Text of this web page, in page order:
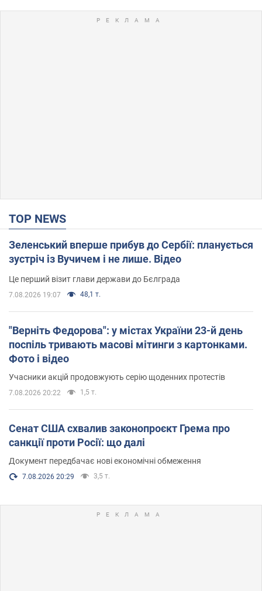
TOP NEWS
Зеленський вперше прибув до Сербії: планується
зустріч із Вучичем і не лише. Відео
Це перший візит глави держави до Бєлграда
7.08.2026 19:07 48,1 т.
"Верніть Федорова": у містах України 23-й день
поспіль тривають масові мітинги з картонками.
Фото і відео
Учасники акцій продовжують серію щоденних протестів
7.08.2026 20:22 1,5 т.
Сенат США схвалив законопроєкт Грема про
санкції проти Росії: що далі
Документ передбачає нові економічні обмеження
7.08.2026 20:29 3,5 т.